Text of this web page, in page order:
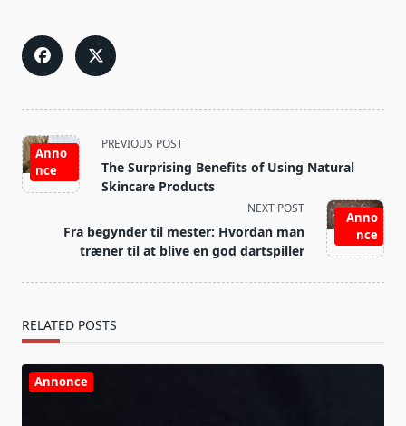
<span
class="nav-
subtitle
reader-
text">Page</span>
Anno
nce
PREVIOUS POST
The Surprising Benefits of Using Natural
Skincare Products
Anno
nce
NEXT POST
Fra begynder til mester: Hvordan man
træner til at blive en god dartspiller
RELATED POSTS
Annonce